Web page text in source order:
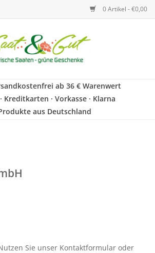
0 Artikel - €0,00
ab 36 € Warenwert
Kreditkarten · Vorkasse · Klarna
aus Deutschland
Sie unser Kontaktformular oder